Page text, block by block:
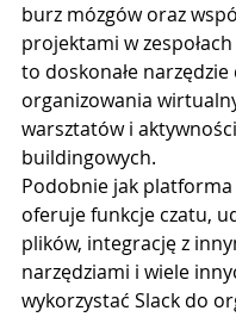
burz mózgów oraz
projektami w
to doskonałe narzędzie
organizowania
warsztatów i
buildingowych.
Podobnie jak platforma
oferuje funkcje czatu,
plików, integrację z
narzędziami i wiele
wykorzystać Slack do